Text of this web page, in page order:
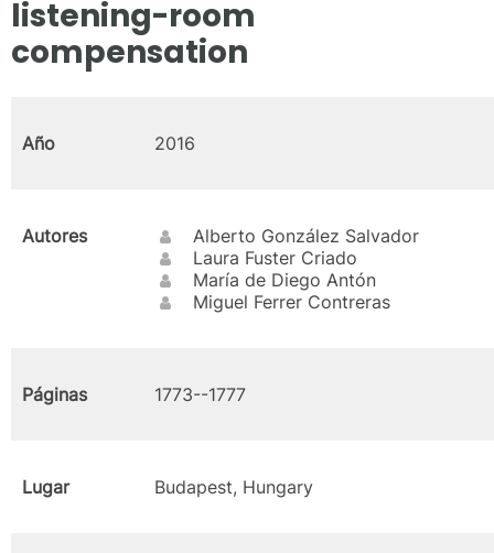
listening-room
compensation
Año 2016
Autores
Alberto González Salvador
Laura Fuster Criado
María de Diego Antón
Miguel Ferrer Contreras
Páginas 1773--1777
Lugar Budapest, Hungary